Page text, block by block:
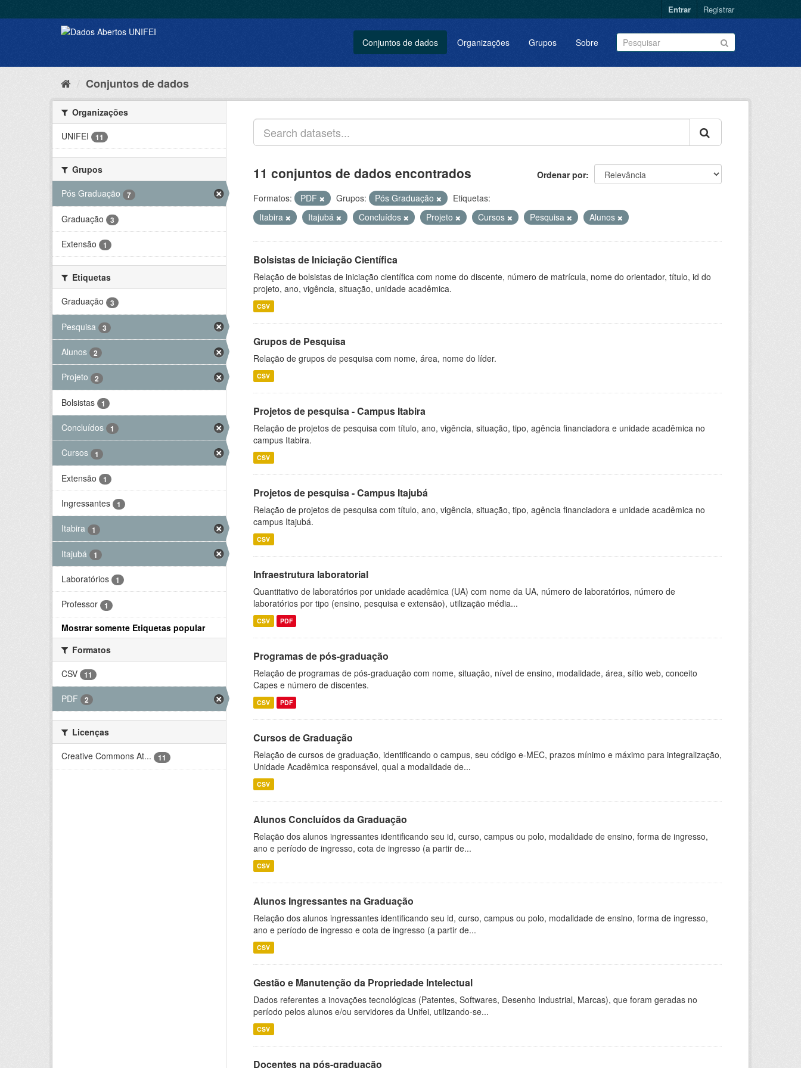
Entrar Registrar
Conjuntos de dados Organizações Grupos Sobre
Conjuntos de dados
Organizações
UNIFEI
11
Grupos
Pós Graduação
7
Graduação 3
Extensão 1
Etiquetas
Graduação
3
Pesquisa 3
Alunos 2
Projeto 2
Bolsistas 1
Concluídos 1
Cursos 1
Extensão 1
Ingressantes 1
Itabira 1
Itajubá 1
Laboratórios 1
Professor 1
Mostrar somente Etiquetas popular
Formatos
CSV
11
PDF 2
Licenças
Creative Commons At...
11
Ordenar por
11 conjuntos de dados encontrados
Formatos: PDF Grupos: Pós Graduação
Etiquetas:
Itabira
Itajubá Concluídos Projeto Cursos Pesquisa Alunos
Bolsistas de Iniciação Científica
Relação de bolsistas de iniciação científica com nome do discente, número de matrícula, nome do orientador, título, id do
projeto, ano, vigência, situação, unidade acadêmica.
CSV
Grupos de Pesquisa
Relação de grupos de pesquisa com nome, área, nome do líder.
CSV
Projetos de pesquisa - Campus Itabira
Relação de projetos de pesquisa com título, ano, vigência, situação, tipo, agência financiadora e unidade acadêmica no
campus Itabira.
CSV
Projetos de pesquisa - Campus Itajubá
Relação de projetos de pesquisa com título, ano, vigência, situação, tipo, agência financiadora e unidade acadêmica no
campus Itajubá.
CSV
Infraestrutura laboratorial
Quantitativo de laboratórios por unidade acadêmica (UA) com nome da UA, número de laboratórios, número de
laboratórios por tipo (ensino, pesquisa e extensão), utilização média...
CSV PDF
Programas de pós-graduação
Relação de programas de pós-graduação com nome, situação, nível de ensino, modalidade, área, sítio web, conceito
Capes e número de discentes.
CSV PDF
Cursos de Graduação
Relação de cursos de graduação, identificando o campus, seu código e-MEC, prazos mínimo e máximo para integralização,
Unidade Acadêmica responsável, qual a modalidade de...
CSV
Alunos Concluídos da Graduação
Relação dos alunos ingressantes identificando seu id, curso, campus ou polo, modalidade de ensino, forma de ingresso,
ano e período de ingresso, cota de ingresso (a partir de...
CSV
Alunos Ingressantes na Graduação
Relação dos alunos ingressantes identificando seu id, curso, campus ou polo, modalidade de ensino, forma de ingresso,
ano e período de ingresso e cota de ingresso (a partir de...
CSV
Gestão e Manutenção da Propriedade Intelectual
Dados referentes a inovações tecnológicas (Patentes, Softwares, Desenho Industrial, Marcas), que foram geradas no
período pelos alunos e/ou servidores da Unifei, utilizando-se...
CSV
Docentes na pós-graduação